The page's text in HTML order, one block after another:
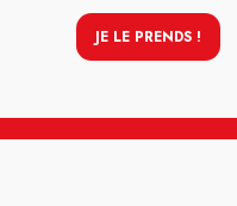
JE LE PRENDS !